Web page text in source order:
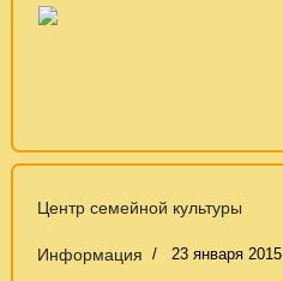
Центр семейной культуры
Информация 23 января 2015